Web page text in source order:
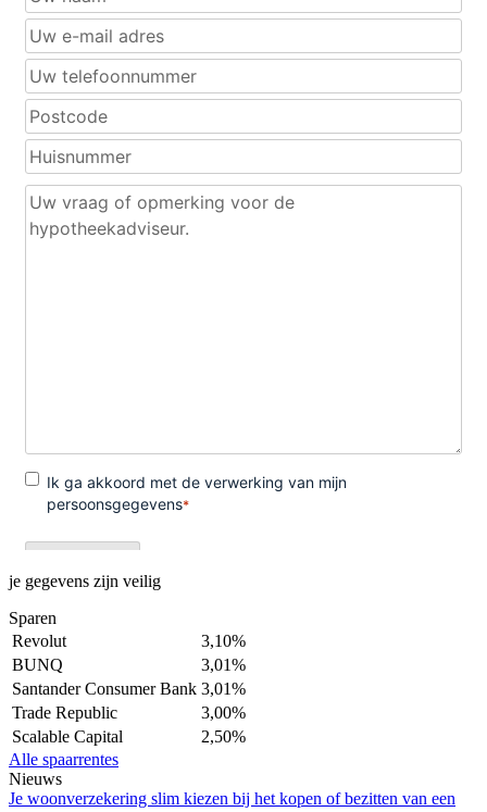
je gegevens zijn veilig
Sparen
Revolut
3,10%
BUNQ
3,01%
Santander Consumer Bank 3,01%
Trade Republic
3,00%
Scalable Capital
2,50%
Alle spaarrentes
Nieuws
Je woonverzekering slim kiezen bij het kopen of bezitten van een